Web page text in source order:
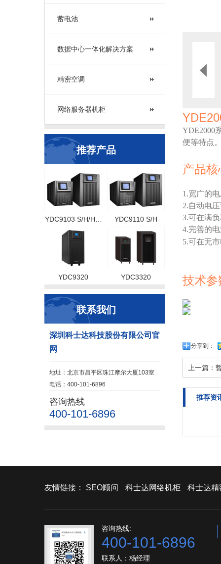
蓄电池
数据中心一体化解决方案
精密空调
网络服务器机柜
推荐产品
YDC9103 S/H/H… YDC9110 S/H
YDC9320 YDC3320
联系我们
深圳科士达科技股份有限公司官
网
地址：北京市昌平区珠江摩尔大厦103室
电话：400-101-6896
咨询热线
400-101-6896
YDE2000
便等特点
产品
1.宽广的
2.自动电
3.可在满
4.完善的
5.可在无
技术参
分享到：
上一篇：
推荐资
友情链接： SEO顾问 科士达网络机柜 科士达精
咨询热线:
400-101-6896
联系人：杨经理